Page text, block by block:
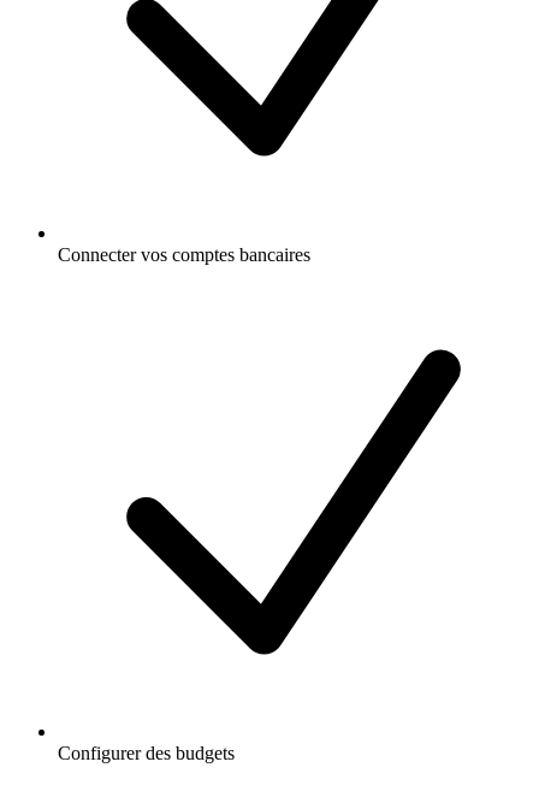
Connecter vos comptes bancaires
Configurer des budgets